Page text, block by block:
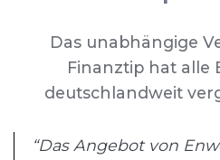
Das unabhängige
Finanztip hat alle
deutschlandweit
“Das Angebot von